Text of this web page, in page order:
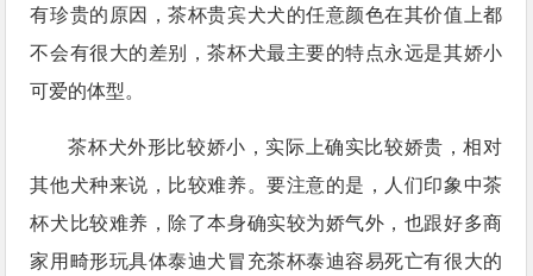
有珍贵的原因，茶杯贵宾犬犬的任意颜色在其价值上都
不会有很大的差别，茶杯犬最主要的特点永远是其娇小
可爱的体型。
茶杯犬外形比较娇小，实际上确实比较娇贵，相对
其他犬种来说，比较难养。要注意的是，人们印象中茶
杯犬比较难养，除了本身确实较为娇气外，也跟好多商
家用畸形玩具体泰迪犬冒充茶杯泰迪容易死亡有很大的